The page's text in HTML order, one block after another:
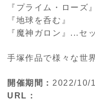
『プライム・ローズ』
『地球を呑む』
『魔神ガロン』...セ
手塚作品で様々な世
開催期間： 2022/10/
URL：